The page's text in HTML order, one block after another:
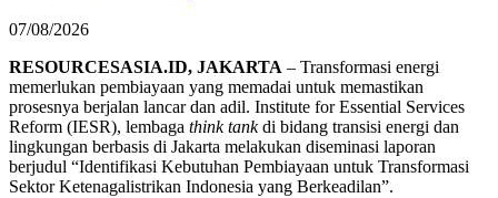
07/08/2026
RESOURCESASIA.ID, JAKARTA – Transformasi energi
memerlukan pembiayaan yang memadai untuk memastikan
prosesnya berjalan lancar dan adil. Institute for Essential Services
Reform (IESR), lembaga think tankdi bidang transisi energi dan
lingkungan berbasis di Jakarta melakukan diseminasi laporan
berjudul “Identifikasi Kebutuhan Pembiayaan untuk Transformasi
Sektor Ketenagalistrikan Indonesia yang Berkeadilan”.